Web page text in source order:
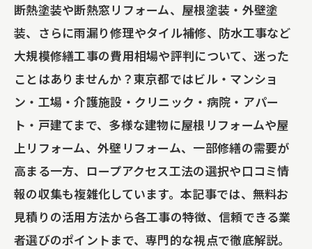
断熱塗装や断熱窓リフォーム、屋根塗装・外壁塗
装、さらに雨漏り修理やタイル補修、防水工事など
大規模修繕工事の費用相場や評判について、迷った
ことはありませんか？東京都ではビル・マンショ
ン・工場・介護施設・クリニック・病院・アパー
ト・戸建てまで、多様な建物に屋根リフォームや屋
上リフォーム、外壁リフォーム、一部修繕の需要が
高まる一方、ロープアクセス工法の選択や口コミ情
報の収集も複雑化しています。本記事では、無料お
見積りの活用方法から各工事の特徴、信頼できる業
者選びのポイントまで、専門的な視点で徹底解説。